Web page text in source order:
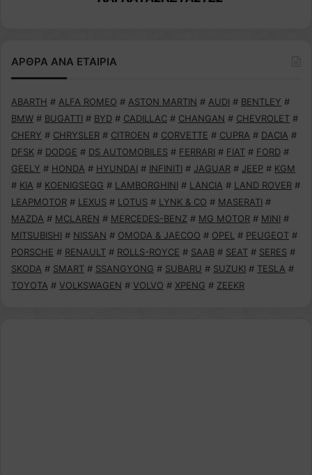
ΑΡΘΡΑ ΑΝΑ ΕΤΑΙΡΙΑ
ABARTH # ALFA ROMEO # ASTON MARTIN # AUDI # BENTLEY #
BMW # BUGATTI # BYD # CADILLAC # CHANGAN # CHEVROLET #
CHERY # CHRYSLER # CITROEN # CORVETTE # CUPRA # DACIA #
DFSK # DODGE # DS AUTOMOBILES # FERRARI # FIAT # FORD #
GEELY # HONDA # HYUNDAI # INFINITI # JAGUAR # JEEP # KGM
# KIA # KOENIGSEGG # LAMBORGHINI # LANCIA # LAND ROVER #
LEAPMOTOR # LEXUS # LOTUS # LYNK & CO # MASERATI #
MAZDA # MCLAREN # MERCEDES-BENZ # MG MOTOR # MINI #
MITSUBISHI # NISSAN # OMODA & JAECOO # OPEL # PEUGEOT #
PORSCHE # RENAULT # ROLLS-ROYCE # SAAB # SEAT # SERES #
SKODA # SMART # SSANGYONG # SUBARU # SUZUKI # TESLA #
TOYOTA # VOLKSWAGEN # VOLVO # XPENG # ZEEKR